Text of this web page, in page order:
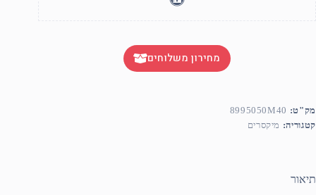
מחירון משלוחים
מק"ט: 8995050M40
קטגוריה: מיקסרים
תיאור